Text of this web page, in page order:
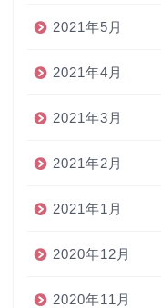
2021年5月
2021年4月
2021年3月
2021年2月
2021年1月
2020年12月
2020年11月